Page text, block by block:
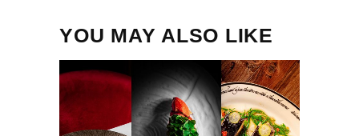
YOU MAY ALSO LIKE